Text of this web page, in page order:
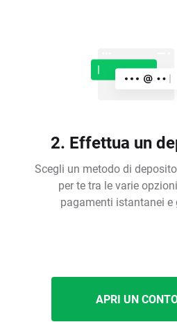
2. Effettua un
Scegli un metodo di
per te tra le varie
pagamenti istantanei e
APRI UN